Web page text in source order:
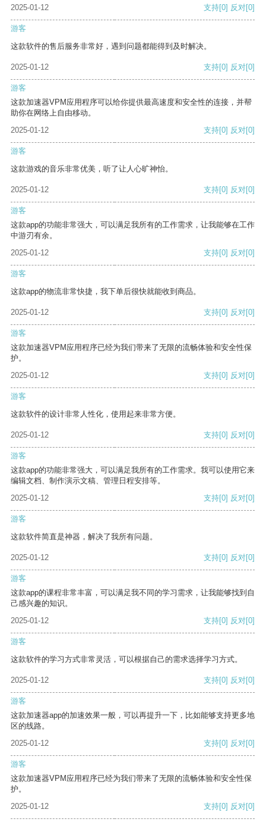
2025-01-12
支持[0] 反对[0]
游客
这款软件的售后服务非常好，遇到问题都能得到及时解决。
2025-01-12 支持[0] 反对[0]
游客
这款加速器VPM应用程序可以给你提供最高速度和安全性的连接，并帮
助你在网络上自由移动。
2025-01-12
支持[0] 反对[0]
游客
这款游戏的音乐非常优美，听了让人心旷神怡。
2025-01-12 支持[0] 反对[0]
游客
这款app的功能非常强大，可以满足我所有的工作需求，让我能够在工作
中游刃有余。
2025-01-12
支持[0] 反对[0]
游客
这款app的物流非常快捷，我下单后很快就能收到商品。
2025-01-12 支持[0] 反对[0]
游客
这款加速器VPM应用程序已经为我们带来了无限的流畅体验和安全性保
护。
2025-01-12
支持[0] 反对[0]
游客
这款软件的设计非常人性化，使用起来非常方便。
2025-01-12 支持[0] 反对[0]
游客
这款app的功能非常强大，可以满足我所有的工作需求。我可以使用它来
编辑文档、制作演示文稿、管理日程安排等。
2025-01-12
支持[0] 反对[0]
游客
这款软件简直是神器，解决了我所有问题。
2025-01-12 支持[0] 反对[0]
游客
这款app的课程非常丰富，可以满足我不同的学习需求，让我能够找到自
己感兴趣的知识。
2025-01-12
支持[0] 反对[0]
游客
这款软件的学习方式非常灵活，可以根据自己的需求选择学习方式。
2025-01-12 支持[0] 反对[0]
游客
这款加速器app的加速效果一般，可以再提升一下，比如能够支持更多地
区的线路。
2025-01-12
支持[0] 反对[0]
游客
这款加速器VPM应用程序已经为我们带来了无限的流畅体验和安全性保
护。
2025-01-12
支持[0] 反对[0]